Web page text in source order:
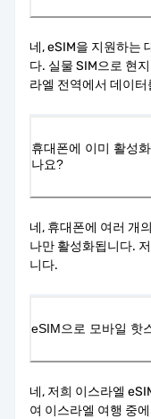
네, eSIM을 지원하는
다. 실물 SIM으로 현
라엘 전역에서 데이
휴대폰에 이미 활성
나요?
네, 휴대폰에 여러 개
나만 활성화됩니다.
니다.
eSIM으로 모바일 핫
네, 저희 이스라엘
여 이스라엘 여행 중